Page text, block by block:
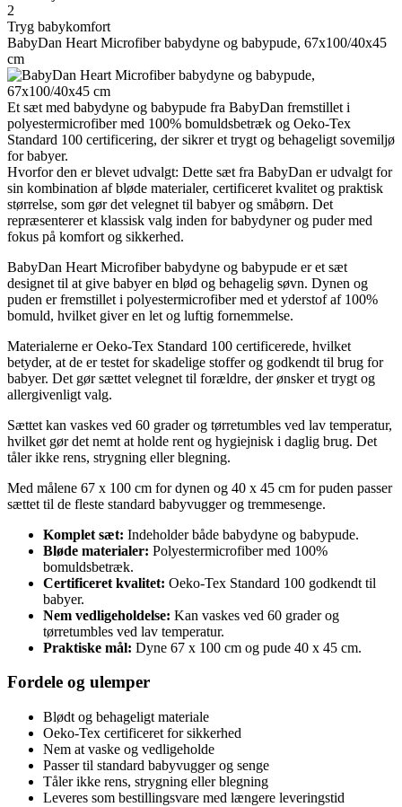
2
Tryg babykomfort
BabyDan Heart Microfiber babydyne og babypude, 67x100/40x45
cm
Et sæt med babydyne og babypude fra BabyDan fremstillet i
polyestermicrofiber med 100% bomuldsbetræk og Oeko-Tex
Standard 100 certificering, der sikrer et trygt og behageligt sovemiljø
for babyer.
Hvorfor den er blevet udvalgt: Dette sæt fra BabyDan er udvalgt for
sin kombination af bløde materialer, certificeret kvalitet og praktisk
størrelse, som gør det velegnet til babyer og småbørn. Det
repræsenterer et klassisk valg inden for babydyner og puder med
fokus på komfort og sikkerhed.
BabyDan Heart Microfiber babydyne og babypude er et sæt
designet til at give babyer en blød og behagelig søvn. Dynen og
puden er fremstillet i polyestermicrofiber med et yderstof af 100%
bomuld, hvilket giver en let og luftig fornemmelse.
Materialerne er Oeko-Tex Standard 100 certificerede, hvilket
betyder, at de er testet for skadelige stoffer og godkendt til brug for
babyer. Det gør sættet velegnet til forældre, der ønsker et trygt og
allergivenligt valg.
Sættet kan vaskes ved 60 grader og tørretumbles ved lav temperatur,
hvilket gør det nemt at holde rent og hygiejnisk i daglig brug. Det
tåler ikke rens, strygning eller blegning.
Med målene 67 x 100 cm for dynen og 40 x 45 cm for puden passer
sættet til de fleste standard babyvugger og tremmesenge.
Komplet sæt: Indeholder både babydyne og babypude.
Bløde materialer: Polyestermicrofiber med 100%
bomuldsbetræk.
Certificeret kvalitet: Oeko-Tex Standard 100 godkendt til
babyer.
Nem vedligeholdelse: Kan vaskes ved 60 grader og
tørretumbles ved lav temperatur.
Praktiske mål: Dyne 67 x 100 cm og pude 40 x 45 cm.
Fordele og ulemper
Blødt og behageligt materiale
Oeko-Tex certificeret for sikkerhed
Nem at vaske og vedligeholde
Passer til standard babyvugger og senge
Tåler ikke rens, strygning eller blegning
Leveres som bestillingsvare med længere leveringstid